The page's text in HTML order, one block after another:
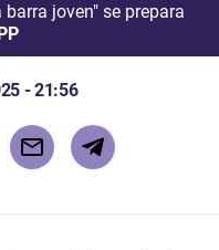
joven" se prepara
- 21:56